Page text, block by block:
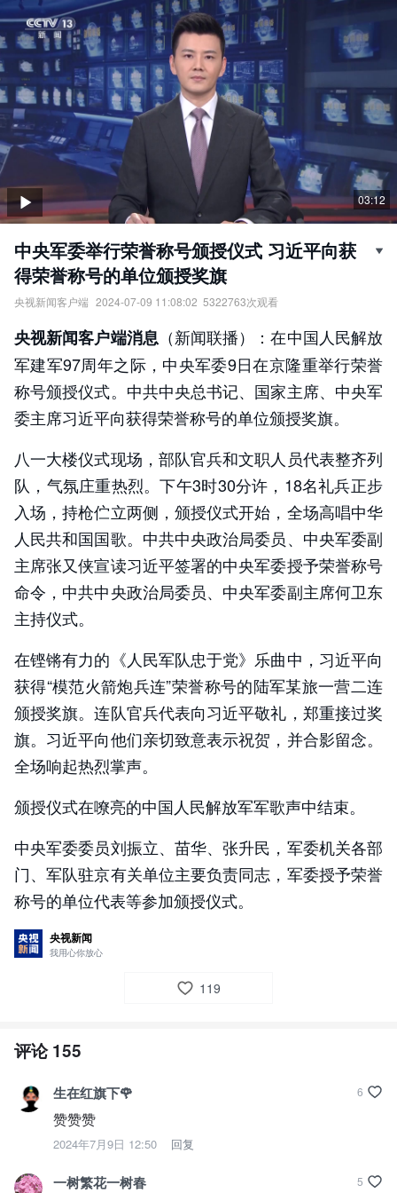
03:12
中央军委举行荣誉称号颁授仪式 习近平向获
得荣誉称号的单位颁授奖旗
央视新闻客户端 2024-07-09 11:08:02 5322763次观看
授奖旗。
责任编辑：央视新闻客户端
央视新闻客户端消息 （新闻联播）：在中国人民解放
军建军97周年之际，中央军委9日在京隆重举行荣誉
称号颁授仪式。中共中央总书记、国家主席、中央军
委主席习近平向获得荣誉称号的单位颁授奖旗。
八一大楼仪式现场，部队官兵和文职人员代表整齐列
队，气氛庄重热烈。下午3时30分许，18名礼兵正步
入场，持枪伫立两侧，颁授仪式开始，全场高唱中华
人民共和国国歌。中共中央政治局委员、中央军委副
主席张又侠宣读习近平签署的中央军委授予荣誉称号
命令，中共中央政治局委员、中央军委副主席何卫东
主持仪式。
在铿锵有力的《人民军队忠于党》乐曲中，习近平向
获得“模范火箭炮兵连”荣誉称号的陆军某旅一营二连
颁授奖旗。连队官兵代表向习近平敬礼，郑重接过奖
旗。习近平向他们亲切致意表示祝贺，并合影留念。
全场响起热烈掌声。
颁授仪式在嘹亮的中国人民解放军军歌声中结束。
中央军委委员刘振立、苗华、张升民，军委机关各部
门、军队驻京有关单位主要负责同志，军委授予荣誉
称号的单位代表等参加颁授仪式。
央视新闻
我用心你放心
119
评论155
生在红旗下🌹
赞赞赞
2024年7月9日 12:50 回复
6
一树繁花一树春 5